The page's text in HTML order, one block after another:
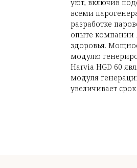
уют, включив
всеми
разработке
опыте компании
здоровья.
модулю
Harvia HGD 60
модуля
увеличивает